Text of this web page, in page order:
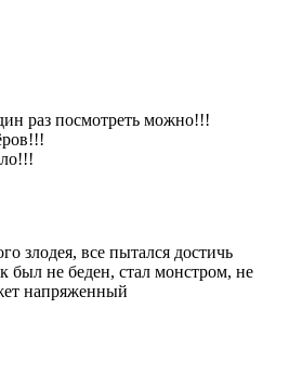
раз посмотреть можно!!!
злодея, все пытался достичь
был не беден, стал монстром, не
напряженный